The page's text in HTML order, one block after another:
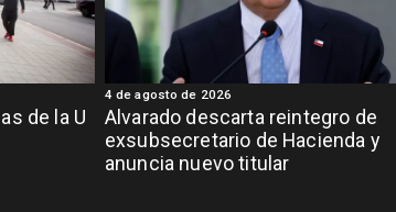
de la U
Alvarado descarta reintegro de
exsubsecretario de Hacienda y
anuncia nuevo titular
4 de agosto de 2026